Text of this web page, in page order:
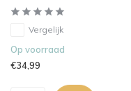
Vergelijk
Op voorraad
€34,99